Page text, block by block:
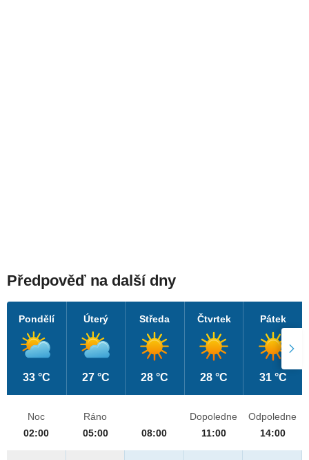
Předpověď na další dny
Pondělí
33 °C
Úterý
27 °C
Středa
28 °C
Čtvrtek
28 °C
Pátek
31 °C
Noc
02:00
Ráno
05:00
08:00
Dopoledne
11:00
Odpoledne
14:00